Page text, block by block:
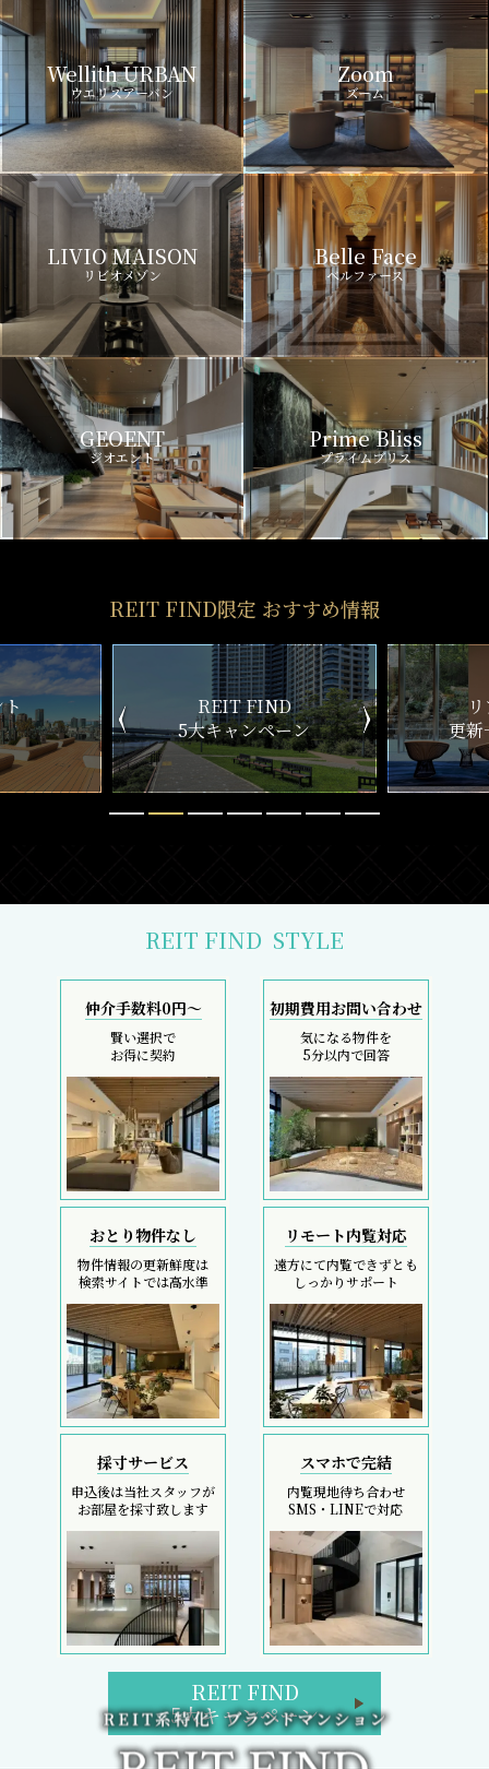
Wellith URBAN
ウエリスアーバン
Zoom
ズーム
LIVIO MAISON
リビオメゾン
Belle Face
ベルファース
GEOENT
ジオエント
Prime Bliss
プライムブリス
REIT FIND限定 おすすめ情報
ン
リアルタイム
更新一覧チェック
新
REIT FIND STYLE
仲介手数料0円～
賢い選択で
お得に契約
初期費用お問い合わせ
気になる物件を
5分以内で回答
おとり物件なし
物件情報の更新鮮度は
検索サイトでは高水準
リモート内覧対応
遠方にて内覧できずとも
しっかりサポート
採寸サービス
申込後は当社スタッフが
お部屋を採寸致します
スマホで完結
内覧現地待ち合わせ
SMS・LINEで対応
REIT FIND
5大キャンペーン